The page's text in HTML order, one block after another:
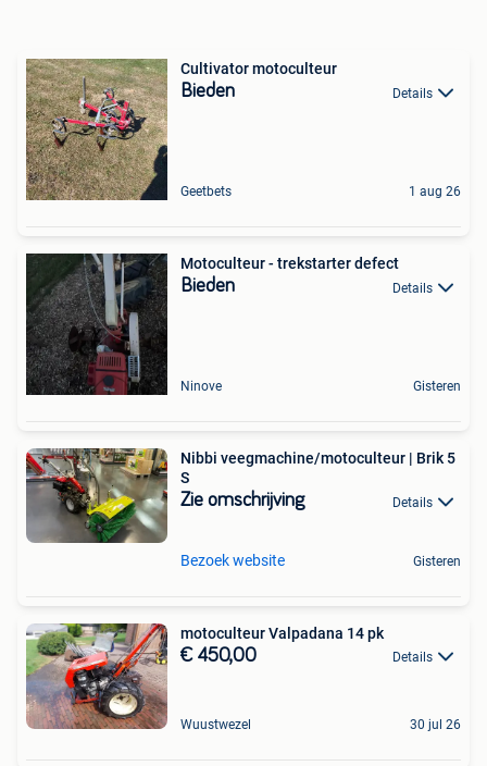
Cultivator motoculteur
Bieden Details
Geetbets 1 aug 26
Motoculteur - trekstarter defect
Bieden Details
Ninove Gisteren
Nibbi veegmachine/motoculteur | Brik 5
S
Zie omschrijving Details
Bezoek website Gisteren
motoculteur Valpadana 14 pk
€ 450,00 Details
Wuustwezel 30 jul 26